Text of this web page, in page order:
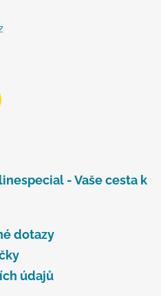
- Vaše cesta k
dotazy
údajů